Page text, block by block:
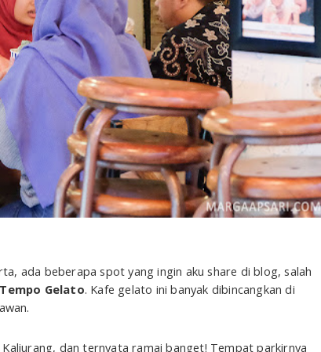
ada beberapa spot yang ingin aku share di blog, salah
Tempo Gelato. Kafe gelato ini banyak dibincangkan di
dan ternyata ramai banget! Tempat parkirnya